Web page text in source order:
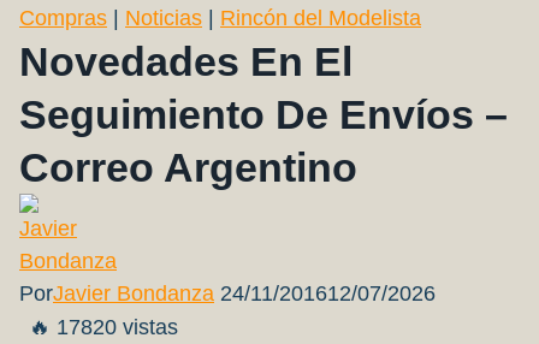
Compras Noticias Rincón del Modelista
Novedades En El
Seguimiento De Envíos –
Correo Argentino
PorJavier Bondanza 24/11/201612/07/2026
🔥 17820 vistas